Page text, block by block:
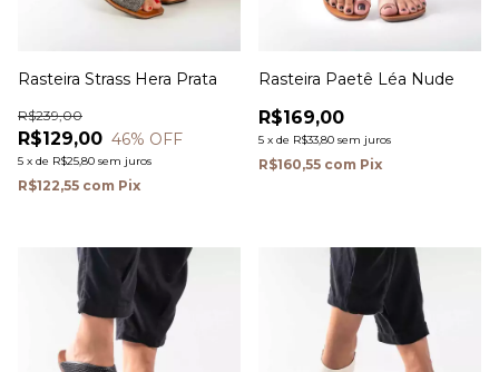
Rasteira Strass Hera Prata
R$129,00
R$239,00
46% OFF
5 x de R$25,80 sem juros
R$122,55 com Pix
Rasteira Paetê Léa Nude
R$169,00
5 x de R$33,80 sem juros
R$160,55 com Pix